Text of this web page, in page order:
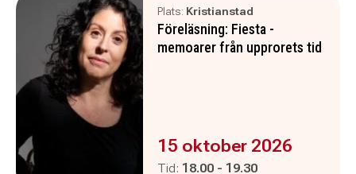
Plats: Kristianstad
Föreläsning: Fiesta -
memoarer från upprorets tid
Evenemanget är :
15 oktober 2026
Tid: Pågår mellan
18.00 - och
19.30